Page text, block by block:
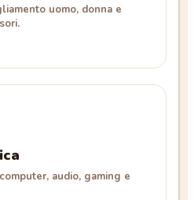
uomo, donna e
audio, gaming e